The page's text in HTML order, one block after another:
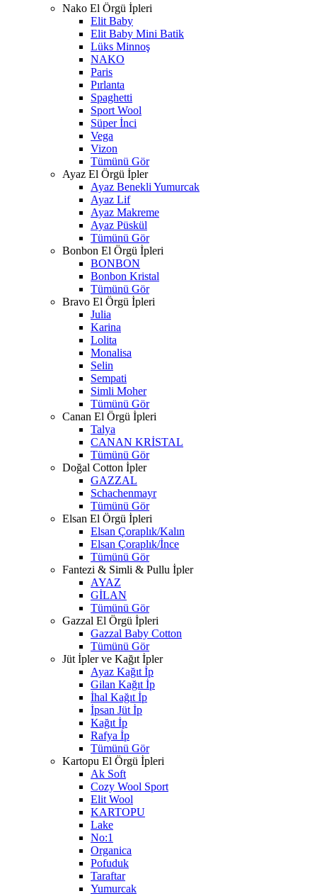
Nako El Örgü İpleri
Elit Baby
Elit Baby Mini Batik
Lüks Minnoş
NAKO
Paris
Pırlanta
Spaghetti
Sport Wool
Süper İnci
Vega
Vizon
Tümünü Gör
Ayaz El Örgü İpler
Ayaz Benekli Yumurcak
Ayaz Lif
Ayaz Makreme
Ayaz Püskül
Tümünü Gör
Bonbon El Örgü İpleri
BONBON
Bonbon Kristal
Tümünü Gör
Bravo El Örgü İpleri
Julia
Karina
Lolita
Monalisa
Selin
Sempati
Simli Moher
Tümünü Gör
Canan El Örgü İpleri
Talya
CANAN KRİSTAL
Tümünü Gör
Doğal Cotton İpler
GAZZAL
Schachenmayr
Tümünü Gör
Elsan El Örgü İpleri
Elsan Çoraplık/Kalın
Elsan Çoraplık/İnce
Tümünü Gör
Fantezi & Simli & Pullu İpler
AYAZ
GİLAN
Tümünü Gör
Gazzal El Örgü İpleri
Gazzal Baby Cotton
Tümünü Gör
Jüt İpler ve Kağıt İpler
Ayaz Kağıt İp
Gilan Kağıt İp
İhal Kağıt İp
İpsan Jüt İp
Kağıt İp
Rafya İp
Tümünü Gör
Kartopu El Örgü İpleri
Ak Soft
Cozy Wool Sport
Elit Wool
KARTOPU
Lake
No:1
Organica
Pofuduk
Taraftar
Yumurcak